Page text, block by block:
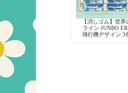
【消しゴム】世界
ライン JUNBO
飛行機デザイン 3